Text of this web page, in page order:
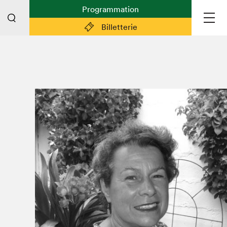
Billetterie
Programmation
Plan du Salon
Planifier sa visite (prix d'entrée,
horaire, info pratiques)
Billetterie: achetez vos billets!
FAQ visiteur·euse·s
Espace professionnel·le·s
Espace enseignant·e·s
Espace médias
Devenir bénévole
Espace exposant·e·s